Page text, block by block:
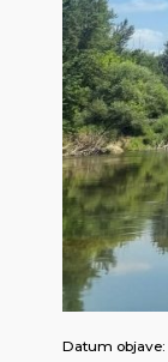
Datum objave: